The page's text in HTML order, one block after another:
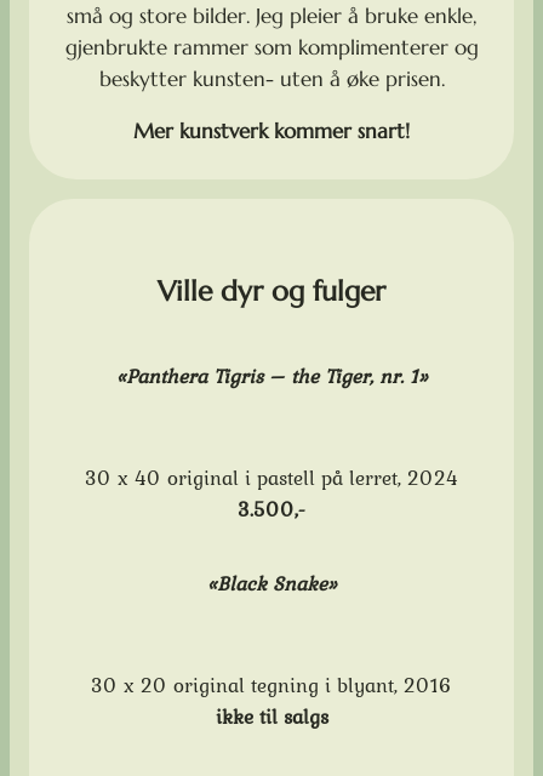
små og store bilder. Jeg pleier å bruke enkle,
gjenbrukte rammer som komplimenterer og
beskytter kunsten- uten å øke prisen.
Mer kunstverk kommer snart!
Ville dyr og fulger
«Panthera Tigris – the Tiger, nr. 1»
30 x 40 original i pastell på lerret, 2024
3.500,-
«Black Snake»
30 x 20 original tegning i blyant, 2016
ikke til salgs